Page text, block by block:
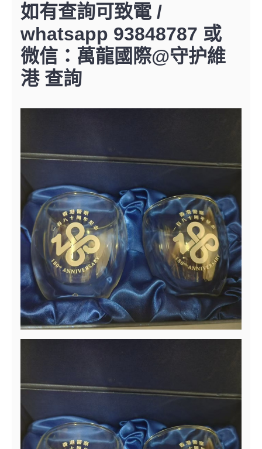
如有查詢可致電 /
whatsapp 93848787 或
微信：萬龍國際@守护維
港 查詢